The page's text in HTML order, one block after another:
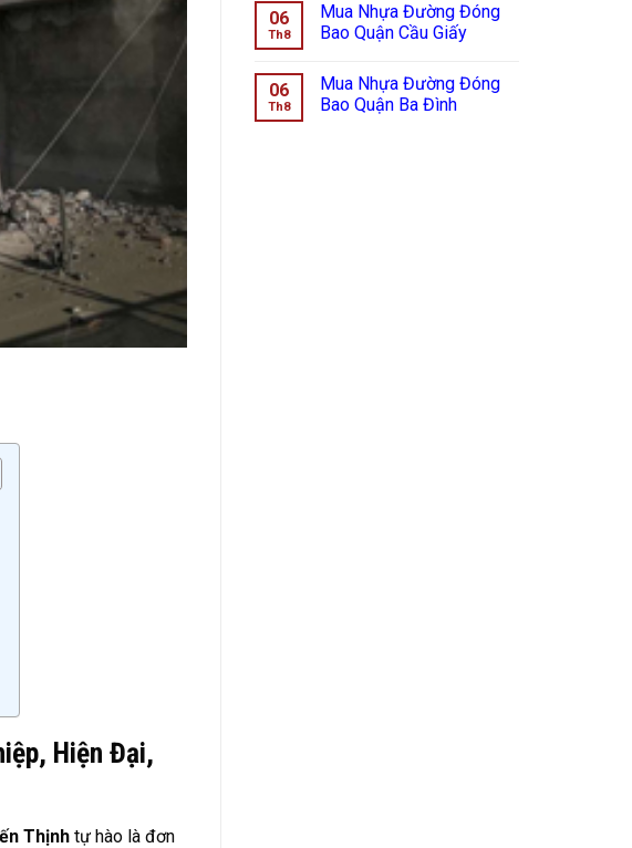
Hiện Đại,
Thịnh tự hào là đơn
06
Th8
Mua Nhựa Đường Đóng
Bao Quận Cầu Giấy
06
Th8
Mua Nhựa Đường Đóng
Bao Quận Ba Đình